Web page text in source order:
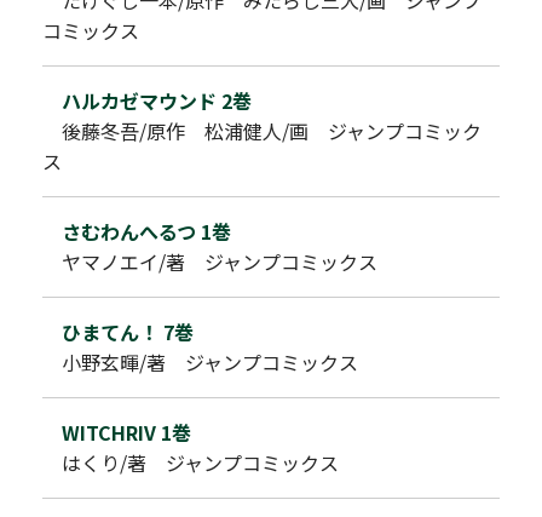
コミックス
ハルカゼマウンド 2巻
後藤冬吾/原作 松浦健人/画 ジャンプコミック
ス
さむわんへるつ 1巻
ヤマノエイ/著 ジャンプコミックス
ひまてん！ 7巻
小野玄暉/著 ジャンプコミックス
WITCHRIV 1巻
はくり/著 ジャンプコミックス